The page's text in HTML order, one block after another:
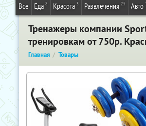
Все Еда 8 Красота 3 Развлечения 25 Авто
Тренажеры компании
тренировкам от 750р.
Главная Товары